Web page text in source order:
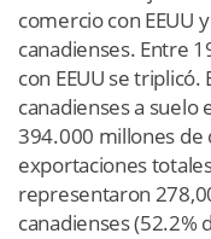
comercio con EEUU
canadienses. Entre
con EEUU se
canadienses a suelo
394.000 millones de
exportaciones
representaron
canadienses (52.2%